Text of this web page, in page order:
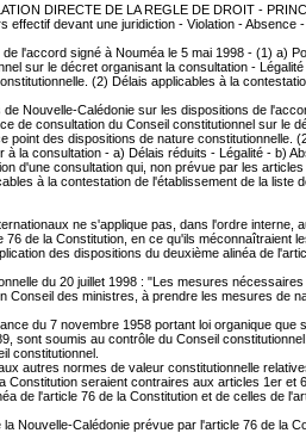
DIRECTE DE LA REGLE DE DROIT -
devant une juridiction - Violation -
l'accord signé à Nouméa le 5 mai 1998 - (1) a)
sur le décret organisant la consultation -
(2) Délais applicables à la
Nouvelle-Calédonie sur les dispositions de
consultation du Conseil constitutionnel sur
des dispositions de nature
la consultation - a) Délais réduits - Légalité - b)
consultation qui, non prévue par les
à la contestation de l'établissement de la
ne s'applique pas, dans l'ordre
de la Constitution, en ce qu'ils
des dispositions du deuxième alinéa de
du 20 juillet 1998 : "Les mesures
des ministres, à prendre les mesures
du 7 novembre 1958 portant loi organique
soumis au contrôle du Conseil
constitutionnel.
autres normes de valeur constitutionnelle
seraient contraires aux articles 1er
l'article 76 de la Constitution et de celles de
Calédonie prévue par l'article 76 de la